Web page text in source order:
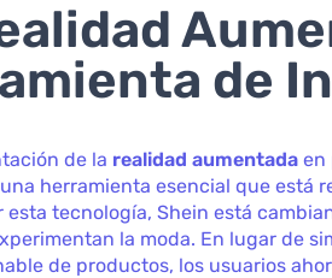
de
de la realidad aumentada en
herramienta esencial que está
esta tecnología, Shein está
la moda. En lugar de
de productos, los usuarios